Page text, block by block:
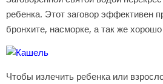
ребенка. Этот заговор эффективен
бронхите, насморке, а так же
Чтобы излечить ребенка или